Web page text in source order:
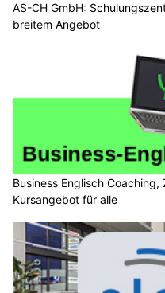
AS-CH GmbH:
breitem Angebot
Business Englisch
Kursangebot für alle